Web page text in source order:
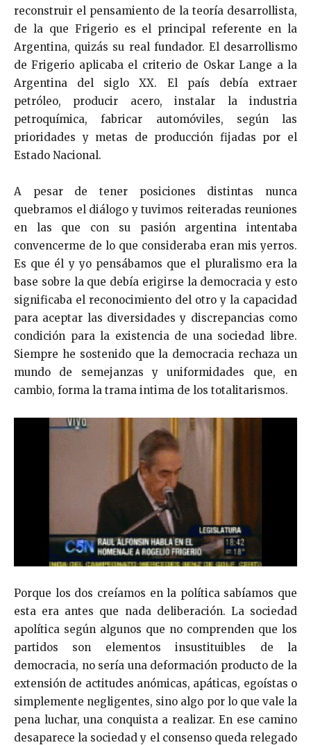
reconstruir el pensamiento de la teoría desarrollista,
de la que Frigerio es el principal referente en la
Argentina, quizás su real fundador. El desarrollismo
de Frigerio aplicaba el criterio de Oskar Lange a la
Argentina del siglo XX. El país debía extraer
petróleo, producir acero, instalar la industria
petroquímica, fabricar automóviles, según las
prioridades y metas de producción fijadas por el
Estado Nacional.
A pesar de tener posiciones distintas nunca
quebramos el diálogo y tuvimos reiteradas reuniones
en las que con su pasión argentina intentaba
convencerme de lo que consideraba eran mis yerros.
Es que él y yo pensábamos que el pluralismo era la
base sobre la que debía erigirse la democracia y esto
significaba el reconocimiento del otro y la capacidad
para aceptar las diversidades y discrepancias como
condición para la existencia de una sociedad libre.
Siempre he sostenido que la democracia rechaza un
mundo de semejanzas y uniformidades que, en
cambio, forma la trama intima de los totalitarismos.
Porque los dos creíamos en la política sabíamos que
esta era antes que nada deliberación. La sociedad
apolítica según algunos que no comprenden que los
partidos son elementos insustituibles de la
democracia, no sería una deformación producto de la
extensión de actitudes anómicas, apáticas, egoístas o
simplemente negligentes, sino algo por lo que vale la
pena luchar, una conquista a realizar. En ese camino
desaparece la sociedad y el consenso queda relegado